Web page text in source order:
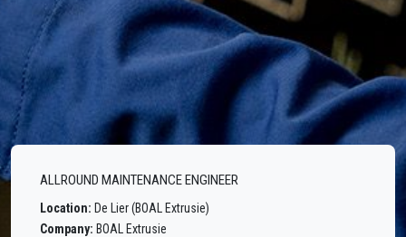
ALLROUND MAINTENANCE ENGINEER
Location: De Lier (BOAL Extrusie)
Company: BOAL Extrusie